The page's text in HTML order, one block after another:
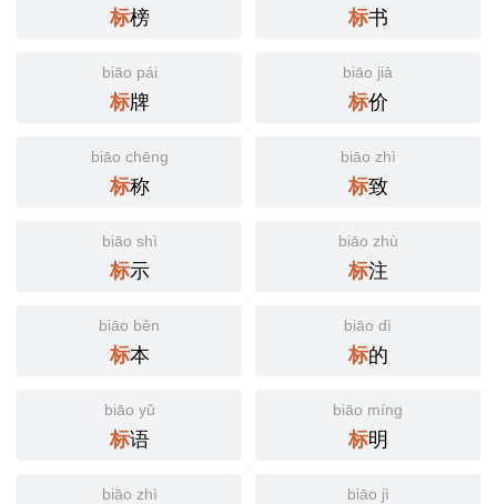
标榜 标书
biāo pái
标牌
biāo jià
标价
biāo chēng
标称
biāo zhì
标致
biāo shì
标示
biāo zhù
标注
biāo běn
标本
biāo dì
标的
biāo yǔ
标语
biāo míng
标明
biāo zhì biāo jì